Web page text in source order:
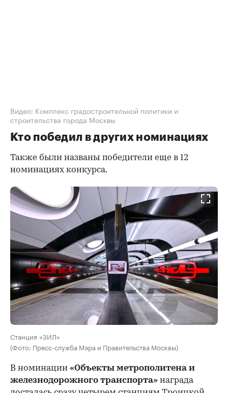
Видео: Комплекс градостроительной политики и
строительства города Москвы
Кто победил в других номинациях
Также были названы победители еще в 12
номинациях конкурса.
Станция «ЗИЛ»
(Фото: Пресс-служба Мэра и Правительства Москвы)
В номинации «Объекты метрополитена и
железнодорожного транспорта» награда